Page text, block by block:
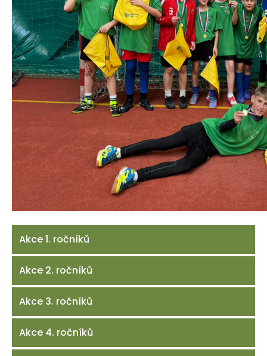
Akce 1. ročníků
Akce 2. ročníků
Akce 3. ročníků
Akce 4. ročníků